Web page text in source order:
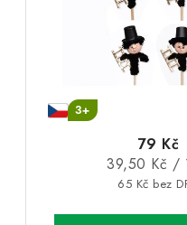
3+
65 Kč bez
79 Kč
Měrná
cena:
39,50 Kč /